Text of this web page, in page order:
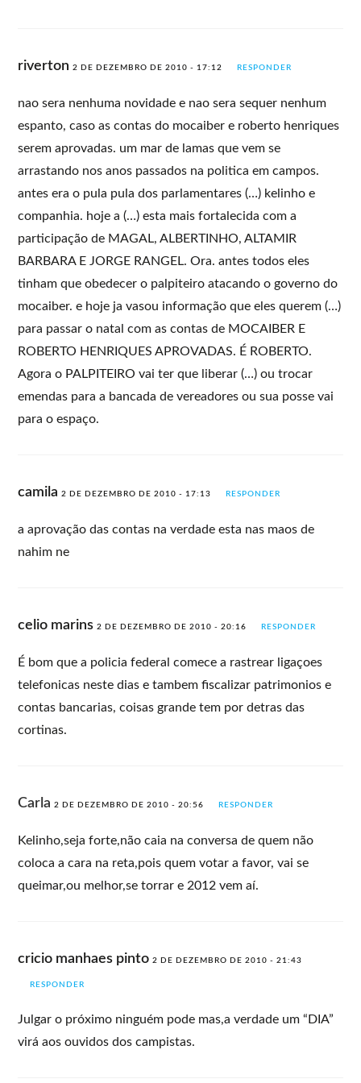
riverton2 DE DEZEMBRO DE 2010 - 17:12 RESPONDER
nao sera nenhuma novidade e nao sera sequer nenhum
espanto, caso as contas do mocaiber e roberto henriques
serem aprovadas. um mar de lamas que vem se
arrastando nos anos passados na politica em campos.
antes era o pula pula dos parlamentares (…) kelinho e
companhia. hoje a (…) esta mais fortalecida com a
participação de MAGAL, ALBERTINHO, ALTAMIR
BARBARA E JORGE RANGEL. Ora. antes todos eles
tinham que obedecer o palpiteiro atacando o governo do
mocaiber. e hoje ja vasou informação que eles querem (…)
para passar o natal com as contas de MOCAIBER E
ROBERTO HENRIQUES APROVADAS. É ROBERTO.
Agora o PALPITEIRO vai ter que liberar (…) ou trocar
emendas para a bancada de vereadores ou sua posse vai
para o espaço.
camila2 DE DEZEMBRO DE 2010 - 17:13 RESPONDER
a aprovação das contas na verdade esta nas maos de
nahim ne
celio marins2 DE DEZEMBRO DE 2010 - 20:16 RESPONDER
É bom que a policia federal comece a rastrear ligaçoes
telefonicas neste dias e tambem fiscalizar patrimonios e
contas bancarias, coisas grande tem por detras das
cortinas.
Carla 2 DE DEZEMBRO DE 2010 - 20:56 RESPONDER
Kelinho,seja forte,não caia na conversa de quem não
coloca a cara na reta,pois quem votar a favor, vai se
queimar,ou melhor,se torrar e 2012 vem aí.
cricio manhaes pinto2 DE DEZEMBRO DE 2010 - 21:43
RESPONDER
Julgar o próximo ninguém pode mas,a verdade um “DIA”
virá aos ouvidos dos campistas.